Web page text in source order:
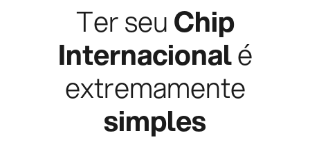
Ter seuChip
Internacionalé
extremamente
simples